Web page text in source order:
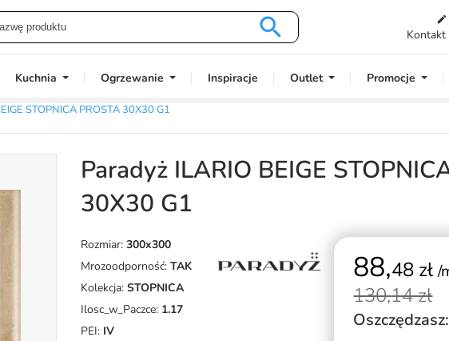
 
Kontakt
Kuchnia Ogrzewanie Inspiracje Outlet Promocje
STOPNICA PROSTA 30X30 G1
Paradyż ILARIO BEIGE
30X30 G1
Rozmiar: 300x300
Mrozoodporność: TAK
Kolekcja: STOPNICA
Ilosc_w_Paczce: 1.17
PEI: IV
88,48 zł/
130,14 zł
Oszczędzasz: